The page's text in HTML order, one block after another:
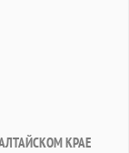
КРАЕ